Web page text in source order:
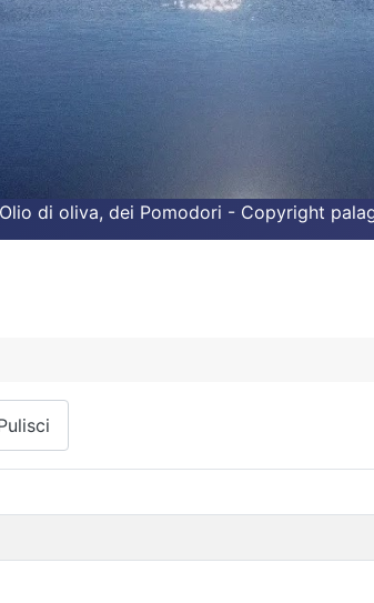
di oliva, dei Pomodori - Copyright